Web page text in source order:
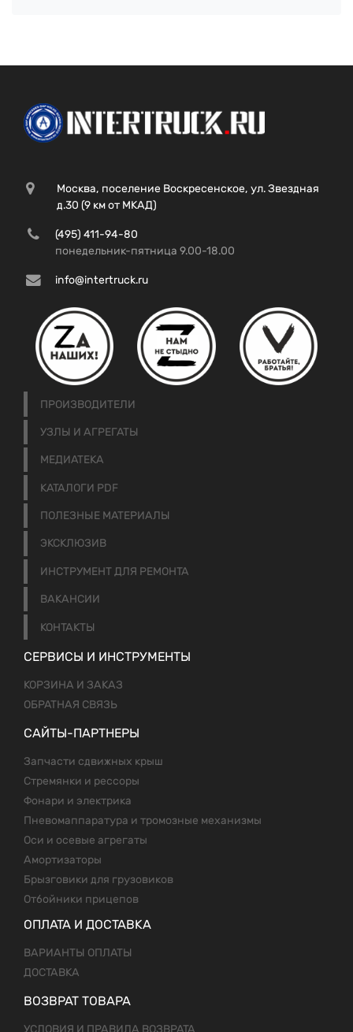
Москва, поселение Воскресенское, ул. Звездная
д.30 (9 км от МКАД)
(495) 411-94-80
понедельник-пятница 9.00-18.00
info@intertruck.ru
ПРОИЗВОДИТЕЛИ
УЗЛЫ И АГРЕГАТЫ
МЕДИАТЕКА
КАТАЛОГИ PDF
ПОЛЕЗНЫЕ МАТЕРИАЛЫ
ЭКСКЛЮЗИВ
ИНСТРУМЕНТ ДЛЯ РЕМОНТА
ВАКАНСИИ
КОНТАКТЫ
СЕРВИСЫ И ИНСТРУМЕНТЫ
КОРЗИНА И ЗАКАЗ
ОБРАТНАЯ СВЯЗЬ
САЙТЫ-ПАРТНЕРЫ
Запчасти сдвижных крыш
Стремянки и рессоры
Фонари и электрика
Пневомаппаратура и тромозные механизмы
Оси и осевые агрегаты
Амортизаторы
Брызговики для грузовиков
Отбойники прицепов
ОПЛАТА И ДОСТАВКА
ВАРИАНТЫ ОПЛАТЫ
ДОСТАВКА
ВОЗВРАТ ТОВАРА
УСЛОВИЯ И ПРАВИЛА ВОЗВРАТА